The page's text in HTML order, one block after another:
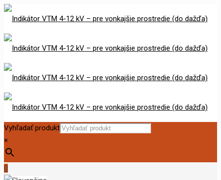
Vyhľadať produkt
×
0